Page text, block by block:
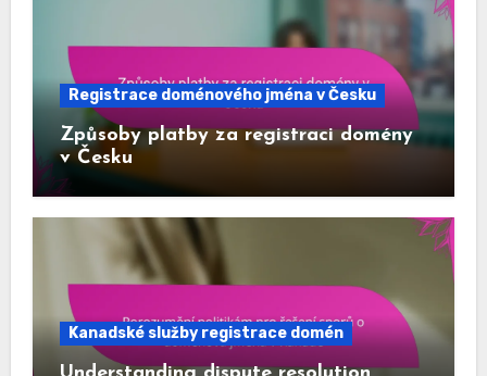
Registrace doménového jména v Česku
Způsoby platby za registraci domény
v Česku
Kanadské služby registrace domén